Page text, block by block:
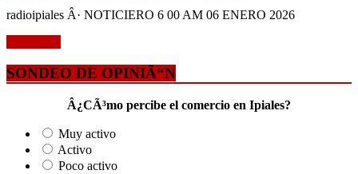
radioipiales Â· NOTICIERO 6 00 AM 06 ENERO 2026
SONDEO DE OPINIÃ“N
Â¿CÃ³mo percibe el comercio en Ipiales?
Muy activo
Activo
Poco activo